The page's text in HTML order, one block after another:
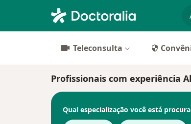
Teleconsulta
Profissionais com experiência
Qual especialização você está